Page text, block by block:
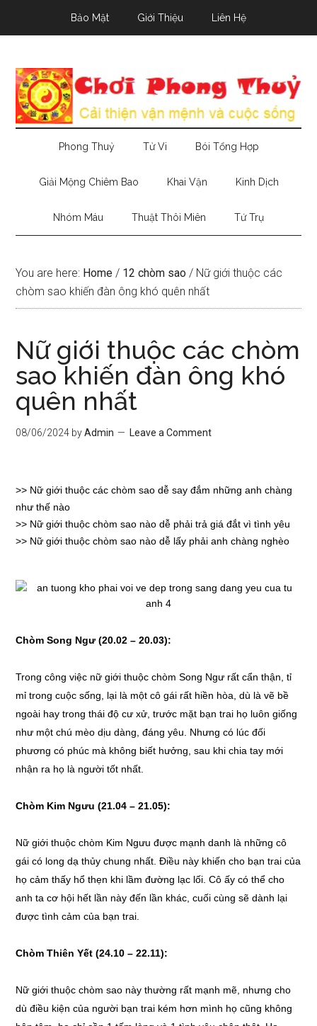
Bảo Mật Giới Thiệu Liên Hệ
Phong Thuỷ Tử Vi Bói Tổng Hợp
Giải Mộng Chiêm Bao Khai Vận Kinh Dịch
Nhóm Máu Thuật Thôi Miên Tứ Trụ
You are here: Home / 12 chòm sao / Nữ giới thuộc các
chòm sao khiến đàn ông khó quên nhất
Nữ giới thuộc các chòm
sao khiến đàn ông khó
quên nhất
08/06/2024 byAdmin Leave a Comment
>> Nữ giới thuộc các chòm sao dễ say đắm những anh chàng
như thế nào
>> Nữ giới thuộc chòm sao nào dễ phải trả giá đắt vì tình yêu
>> Nữ giới thuộc chòm sao nào dễ lấy phải anh chàng nghèo
Chòm Song Ngư (20.02 – 20.03):
Trong công việc nữ giới thuộc chòm Song Ngư rất cẩn thận, tỉ
mỉ trong cuộc sống, lại là một cô gái rất hiền hòa, dù là vẽ bề
ngoài hay trong thái độ cư xử, trước mặt bạn trai họ luôn giống
như một chú mèo dịu dàng, đáng yêu. Nhưng có lúc đối
phương có phúc mà không biết hưởng, sau khi chia tay mới
nhận ra họ là người tốt nhất.
Chòm Kim Ngưu (21.04 – 21.05):
Nữ giới thuộc chòm Kim Ngưu được mạnh danh là những cô
gái có long dạ thủy chung nhất. Điều này khiến cho bạn trai của
họ cảm thấy hổ thẹn khi lầm đường lạc lối. Cô ấy có thể cho
anh ta cơ hội hết lần này đến lần khác, cuối cùng sẽ dành lại
được tình cảm của bạn trai.
Chòm Thiên Yết (24.10 – 22.11):
Nữ giới thuộc chòm sao này thường rất mạnh mẽ, nhưng cho
dù điều kiện của người bạn trai kém hơn mình họ cũng không